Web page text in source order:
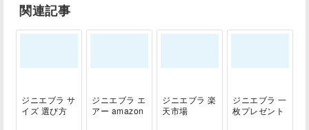
関連記事
ジニエブラ サ
イズ 選び方
ジニエブラ エ
アー amazon
ジニエブラ 楽
天市場
ジニエブラ 一
枚プレゼント